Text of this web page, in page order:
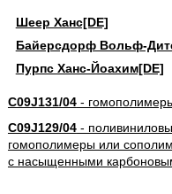
Шеер Ханс[DE]
Байерсдорф Вольф-
Пурпс Ханс-Йоахим[DE]
C09J131/04-
C09J129/04-
гомополимеры или
с насыщенными